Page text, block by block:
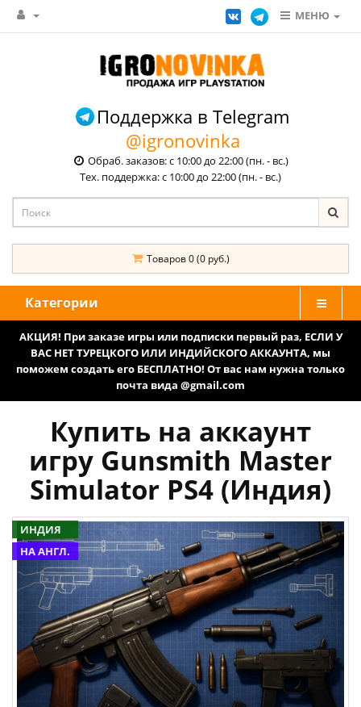
МЕНЮ
Поддержка в Telegram
@igronovinka
Обраб. заказов: с 10:00 до 22:00 (пн. - вс.)
Тех. поддержка: с 10:00 до 22:00 (пн. - вс.)
Товаров 0 (0 руб.)
Категории
АКЦИЯ! При заказе игры или подписки первый раз, ЕСЛИ У
ВАС НЕТ ТУРЕЦКОГО ИЛИ ИНДИЙСКОГО АККАУНТА, мы
поможем создать его БЕСПЛАТНО! От вас нам нужна только
почта вида @gmail.com
Купить на аккаунт
игру Gunsmith Master
Simulator PS4 (Индия)
ИНДИЯ
НА АНГЛ.